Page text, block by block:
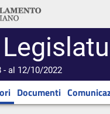
- al 12/10/2022
Documenti